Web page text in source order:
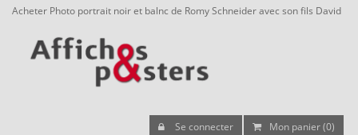
Acheter Photo portrait noir et balnc de Romy Schneider avec son fils David
Se connecter Mon panier (0)